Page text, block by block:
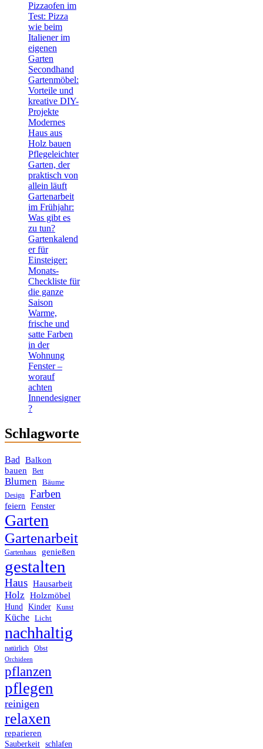
Pizzaofen im
Test: Pizza
wie beim
Italiener im
eigenen
Garten
Secondhand
Gartenmöbel:
Vorteile und
kreative DIY-
Projekte
Modernes
Haus aus
Holz bauen
Pflegeleichter
Garten, der
praktisch von
allein läuft
Gartenarbeit
im Frühjahr:
Was gibt es
zu tun?
Gartenkalend
er für
Einsteiger:
Monats-
Checkliste für
die ganze
Saison
Warme,
frische und
satte Farben
in der
Wohnung
Fenster –
worauf
achten
Innendesigner
?
Schlagworte
Bad
Balkon
bauen
Bett
Blumen Bäume
Design Farben
feiern Fenster
Garten
Gartenarbeit
Gartenhaus genießen
gestalten
Haus Hausarbeit
Holz Holzmöbel
Hund Kinder Kunst
Küche Licht
nachhaltig
natürlich Obst
Orchideen
pflanzen
pflegen
reinigen
relaxen
reparieren
Sauberkeit schlafen